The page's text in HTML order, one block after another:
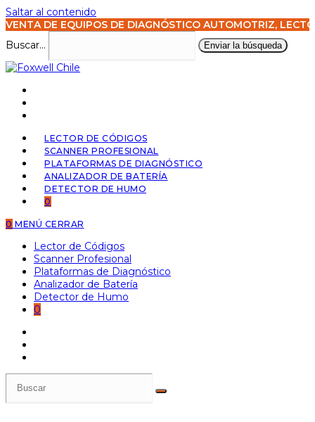
Saltar al contenido
VENTA DE EQUIPOS DE DIAGNÓSTICO AUTOMOTRIZ,
Buscar...
Enviar la búsqueda
LECTOR DE CÓDIGOS
SCANNER PROFESIONAL
PLATAFORMAS DE DIAGNÓSTICO
ANALIZADOR DE BATERÍA
DETECTOR DE HUMO
0
0 MENÚ CERRAR
Lector de Códigos
Scanner Profesional
Plataformas de Diagnóstico
Analizador de Batería
Detector de Humo
0